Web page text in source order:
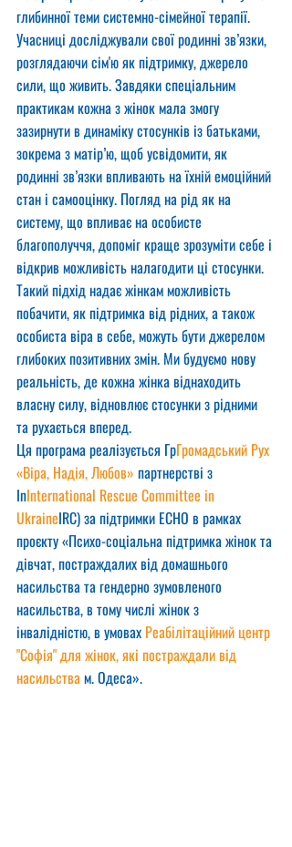
глибинної теми системно-сімейної терапії.
Учасниці досліджували свої родинні зв’язки,
розглядаючи сім'ю як підтримку, джерело
сили, що живить. Завдяки спеціальним
практикам кожна з жінок мала змогу
зазирнути в динаміку стосунків із батьками,
зокрема з матір’ю, щоб усвідомити, як
родинні зв’язки впливають на їхній емоційний
стан і самооцінку. Погляд на рід як на
систему, що впливає на особисте
благополуччя, допоміг краще зрозуміти себе і
відкрив можливість налагодити ці стосунки.
Такий підхід надає жінкам можливість
побачити, як підтримка від рідних, а також
особиста віра в себе, можуть бути джерелом
глибоких позитивних змін. Ми будуємо нову
реальність, де кожна жінка віднаходить
власну силу, відновлює стосунки з рідними
та рухається вперед.
Ця програма реалізується ГрГромадський Рух
«Віра, Надія, Любов» партнерстві з
InInternational Rescue Committee in
UkraineIRC) за підтримки ECHO в рамках
проєкту «Психо-соціальна підтримка жінок та
дівчат, постраждалих від домашнього
насильства та гендерно зумовленого
насильства, в тому числі жінок з
інвалідністю, в умовах Реабілітаційний центр
"Софія" для жінок, які постраждали від
насильства м. Одеса».